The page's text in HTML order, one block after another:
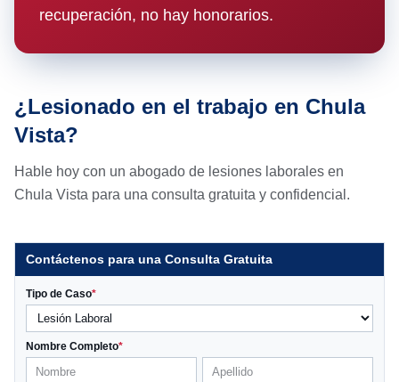
recuperación, no hay honorarios.
¿Lesionado en el trabajo en Chula
Vista?
Hable hoy con un abogado de lesiones laborales en
Chula Vista para una consulta gratuita y confidencial.
Contáctenos para una Consulta Gratuita
Tipo de Caso*
Nombre Completo*